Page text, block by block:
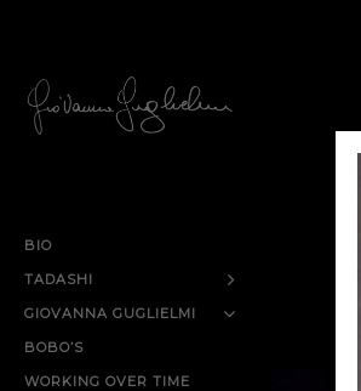
BIO
TADASHI
GIOVANNA GUGLIELMI
BOBO’S
WORKING OVER TIME